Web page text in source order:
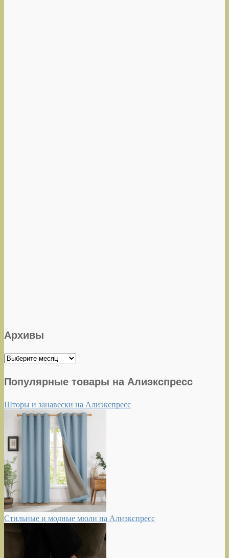
Архивы
Архивы
Популярные товары на Алиэкспресс
Шторы и занавески на Алиэкспресс
Стильные и модные мюли на Алиэкспресс